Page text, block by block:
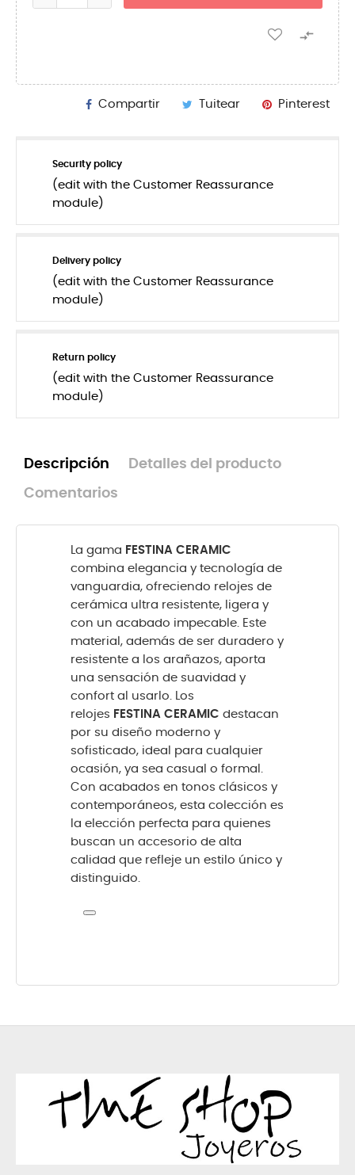

Compartir Tuitear Pinterest
Security policy
(edit with the Customer Reassurance
module)
Delivery policy
(edit with the Customer Reassurance
module)
Return policy
(edit with the Customer Reassurance
module)
Descripción Detalles del producto
Comentarios
La gama FESTINA CERAMIC
combina elegancia y tecnología de
vanguardia, ofreciendo relojes de
cerámica ultra resistente, ligera y
con un acabado impecable. Este
material, además de ser duradero y
resistente a los arañazos, aporta
una sensación de suavidad y
confort al usarlo. Los
relojes FESTINA CERAMIC destacan
por su diseño moderno y
sofisticado, ideal para cualquier
ocasión, ya sea casual o formal.
Con acabados en tonos clásicos y
contemporáneos, esta colección es
la elección perfecta para quienes
buscan un accesorio de alta
calidad que refleje un estilo único y
distinguido.